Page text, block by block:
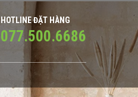
HOTLINE ĐẶT HÀNG
077.500.6686